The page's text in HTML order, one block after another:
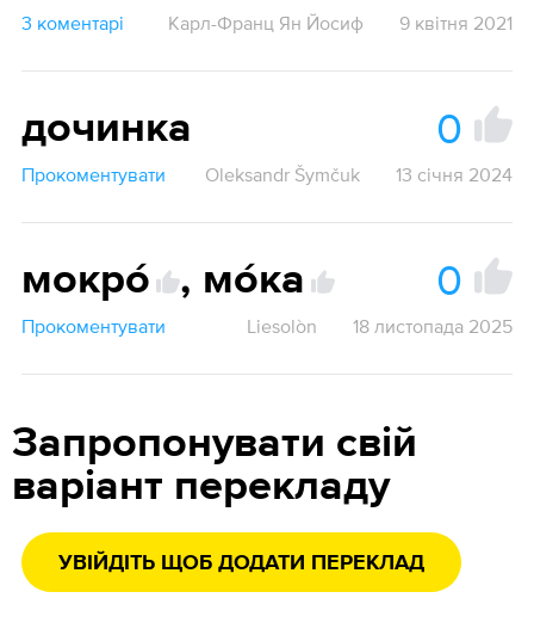
3 коментарі
Карл-Франц Ян Йосиф 9 квітня 2021
дочинка 0
Прокоментувати Oleksandr Šymčuk 13 січня 2024
мокро́ , мо́ка 0
Прокоментувати Liesolòn 18 листопада 2025
Запропонувати свій
варіант перекладу
УВІЙДІТЬ ЩОБ ДОДАТИ ПЕРЕКЛАД